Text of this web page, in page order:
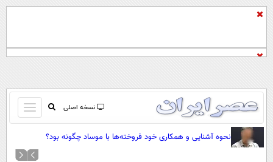
نسخه اصلی
باز
و
کردن
صفحه اول
نحوه آشنایی و همکاری خود فروخته‌ها با موساد چگونه بود؟